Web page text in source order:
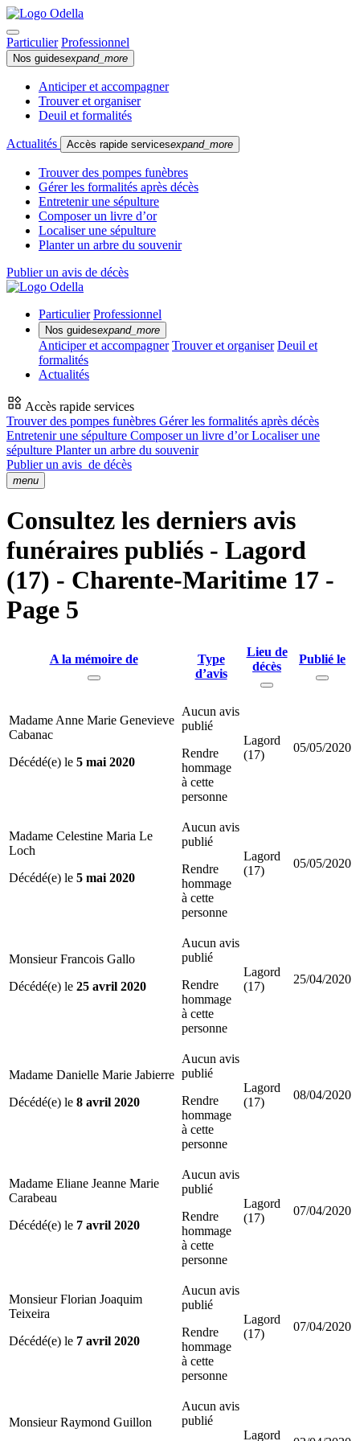
Particulier Professionnel
Nos guidesexpand_more
Anticiper et accompagner
Trouver et organiser
Deuil et formalités
Actualités Accès rapide servicesexpand_more
Trouver des pompes funèbres
Gérer les formalités après décès
Entretenir une sépulture
Composer un livre d’or
Localiser une sépulture
Planter un arbre du souvenir
Publier un avis de décès
Particulier Professionnel
Nos guidesexpand_more
Anticiper et accompagner Trouver et organiser Deuil et
formalités
Actualités
Accès rapide services
Trouver des pompes funèbres Gérer les formalités après décès
Entretenir une sépulture Composer un livre d’orLocaliser une
sépulture Planter un arbre du souvenir
Publier un avis de décès
menu
Consultez les derniers avis
funéraires publiés - Lagord
(17) - Charente-Maritime 17 -
Page 5
A la mémoire de
Type
d’avis
Lieu de
décès
Publié le
Madame Anne Marie Genevieve
Cabanac
Décédé(e) le 5 mai 2020
Aucun avis
publié
Rendre
hommage
à cette
personne
Lagord
(17)
05/05/2020
Madame Celestine Maria Le
Loch
Décédé(e) le 5 mai 2020
Aucun avis
publié
Rendre
hommage
à cette
personne
Lagord
(17)
05/05/2020
Monsieur Francois Gallo
Décédé(e) le 25 avril 2020
Aucun avis
publié
Rendre
hommage
à cette
personne
Lagord
(17)
25/04/2020
Madame Danielle Marie Jabierre
Décédé(e) le 8 avril 2020
Aucun avis
publié
Rendre
hommage
à cette
personne
Lagord
(17)
08/04/2020
Madame Eliane Jeanne Marie
Carabeau
Décédé(e) le 7 avril 2020
Aucun avis
publié
Rendre
hommage
à cette
personne
Lagord
(17)
07/04/2020
Monsieur Florian Joaquim
Teixeira
Décédé(e) le 7 avril 2020
Aucun avis
publié
Rendre
hommage
à cette
personne
Lagord
(17)
07/04/2020
Monsieur Raymond Guillon
Aucun avis
publié
Lagord